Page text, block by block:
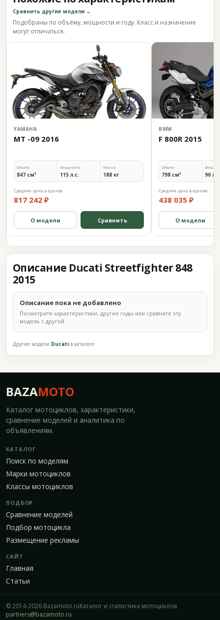
Сравнить другие модели →
Подобраны по объёму, мощности и году. Класс и назначение
могут отличаться.
YAMAHA
MT -09 2016
Объём
847 см³
Мощность
115 л.с.
Масса
188 кг
Средняя цена в архиве
817 242 ₽
О модели Сравнить
BMW
F 800R 2015
Объём
798 см³ 90
Средняя цена в архиве
438 035 ₽
О модели
Описание Ducati Streetfighter 848
2015
Описание пока не добавлено
Посмотрите характеристики, другие годы или сравните эту
модель с другой.
Другие модели Ducati в каталоге
BAZAMOTO
Каталог мотоциклов, характеристики,
сравнение моделей и аналитика по
объявлениям.
КАТАЛОГ
Поиск по моделям
Марки мотоциклов
Классы мотоциклов
ПОДБОР
Сравнение моделей
Подбор мотоцикла
Размещение рекламы
САЙТ
Главная
Статьи
© 2014-2026 Bazamoto.ruКаталог и статистика мотоциклов
partners@bazamoto.ru